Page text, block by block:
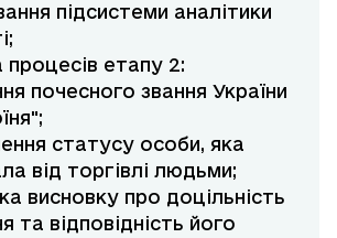
підсистеми аналітики
етапу 2:
почесного звання України
статусу особи, яка
від торгівлі людьми;
висновку про доцільність
та відповідність його